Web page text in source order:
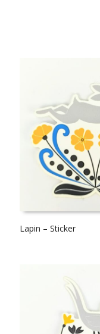
Lapin – Sticker